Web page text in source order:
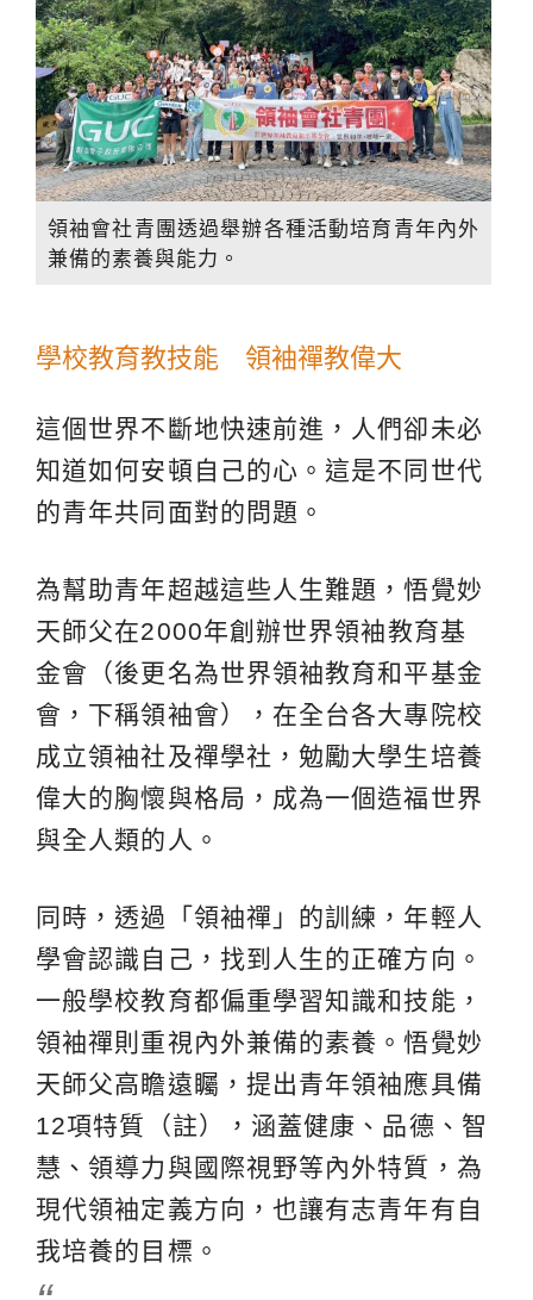
領袖會社青團透過舉辦各種活動培育青年內外
兼備的素養與能力。
學校教育教技能 領袖禪教偉大
這個世界不斷地快速前進，人們卻未必
知道如何安頓自己的心。這是不同世代
的青年共同面對的問題。
為幫助青年超越這些人生難題，悟覺妙
天師父在2000年創辦世界領袖教育基
金會（後更名為世界領袖教育和平基金
會，下稱領袖會），在全台各大專院校
成立領袖社及禪學社，勉勵大學生培養
偉大的胸懷與格局，成為一個造福世界
與全人類的人。
同時，透過「領袖禪」的訓練，年輕人
學會認識自己，找到人生的正確方向。
一般學校教育都偏重學習知識和技能，
領袖禪則重視內外兼備的素養。悟覺妙
天師父高瞻遠矚，提出青年領袖應具備
12項特質（註），涵蓋健康、品德、智
慧、領導力與國際視野等內外特質，為
現代領袖定義方向，也讓有志青年有自
我培養的目標。